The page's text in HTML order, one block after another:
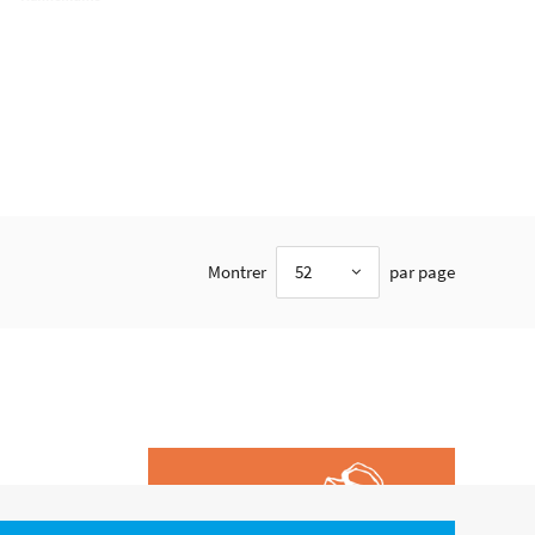
Montrer 52 par page